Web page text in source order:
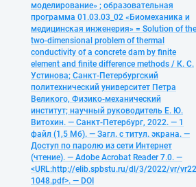
моделирование» ; образовательная
программа 01.03.03_02 «Биомеханика и
медицинская инженерия» = Solution of the
two-dimensional problem of thermal
conductivity of a concrete dam by finite
element and finite difference methods / К. С.
Устинова; Санкт-Петербургский
политехнический университет Петра
Великого, Физико-механический
институт; научный руководитель Е. Ю.
Витохин. — Санкт-Петербург, 2022. — 1
файл (1,5 Мб). — Загл. с титул. экрана. —
Доступ по паролю из сети Интернет
(чтение). — Adobe Acrobat Reader 7.0. —
<URL:http://elib.spbstu.ru/dl/3/2022/vr/
1048.pdf>. — DOI